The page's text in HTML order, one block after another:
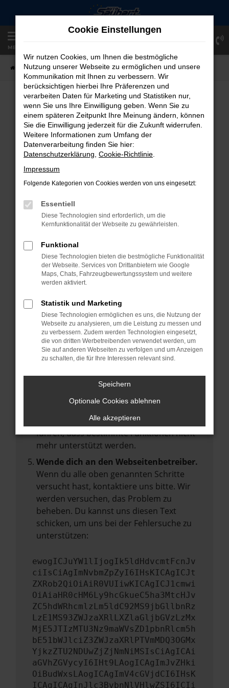
Zum
springen
MENÜ
Startseite Fahrzeugangebote Fahrzeug-Showroom
FAHRZEUG-SHOWROOM
FEHLER: NETWORK ERROR
Beim Laden ist ein Fehler aufgetreten.
Hier sind ein paar Tipps, die dir helfen können:
Überprüfe deine Firewall und deine
Internetverbindung.
Laden andere Webseiten, zum Beispiel
Prüfe deine Browsererweiterungen.
Manche Erweiterungen, wie Werbeblocker,
können das Laden bestimmter Seiten
anderen Browser oder in einem privaten
Fenster?
Starte dein Gerät neu.
Das kann manchmal helfen,
vorübergehende Probleme zu beheben.
Betriebssystem auf dem neuesten Stand
Veraltete Software birgt nicht nur ein
Sicherheitsrisiko, sondern kann auch dazu
führen, dass bestimmte Funktionen nicht
mehr unterstützt werden.
Wende dich an den Webseitenbetreiber.
Wenn du alle oben genannten Schritte
versucht hast, kontaktiere uns bitte. Wir
werden versuchen, das Problem zu
beheben. Du kannst uns diesen Text
schicken, um uns bei der Fehlersuche zu
unterstützen:
ewogICJuYW1lIjogIk5ldHdvcmtFcnJv
ciIsCiAgImNvbmZpZyI6IHsKICAgICJt
ZXRob2QiOiAiR0VUIiwKICAgICJ1cmwi
OiAiaHR0cHM6Ly9hcGkueC5ha3MtcHJv
ZC5hdWRhcmlzLm5ldC92MS9jbGllbnRz
LzE1MS93ZWJzaXRlLXZlaGljbGVzLzMx
MjE5JTIzMTU3Nz9maWVsZD1pbnRlcm5h
bE51bWJlciZ3ZWJzaXRlPTVmMDQ3OGMx
YjkzZTU2NDUwZjZjNmNiMSIsCiAgICAi
aGVhZGVycyI6IHt9LAogICAgImJvZHki
OiBudWxsLAogICAgImV4cGVjdCI6IHsK
ICAgICAgInJlc3BvbnNlVHlwZSI6ICIi
Cookie Einstellungen
Wir nutzen Cookies, um Ihnen die bestmögliche
Nutzung unserer Webseite zu ermöglichen und unsere
Kommunikation mit Ihnen zu verbessern. Wir
berücksichtigen hierbei Ihre Präferenzen und
verarbeiten Daten für Marketing und Statistiken nur,
wenn Sie uns Ihre Einwilligung geben. Wenn Sie zu
einem späteren Zeitpunkt Ihre Meinung ändern, können
Sie die Einwilligung jederzeit für die Zukunft widerrufen.
Weitere Informationen zum Umfang der
Datenverarbeitung finden Sie hier:
Datenschutzerklärung Cookie-Richtlinie
Impressum
Folgende Kategorien von Cookies werden von uns eingesetzt:
Essentiell
Diese Technologien sind erforderlich, um die
Kernfunktionalität der Webseite zu gewährleisten.
Funktional
Diese Technologien bieten die bestmögliche Funktionalität
der Webseite. Services von Drittanbietern wie Google
Maps, Chats, Fahrzeugbewertungssystem und weitere
werden aktiviert.
Statistik und Marketing
Diese Technologien ermöglichen es uns, die Nutzung der
Webseite zu analysieren, um die Leistung zu messen und
zu verbessern. Zudem werden Technologien eingesetzt,
die von dritten Werbetreibenden verwendet werden, um
Sie auf anderen Webseiten zu verfolgen und um Anzeigen
zu schalten, die für Ihre Interessen relevant sind.
Speichern
Optionale Cookies ablehnen
Alle akzeptieren